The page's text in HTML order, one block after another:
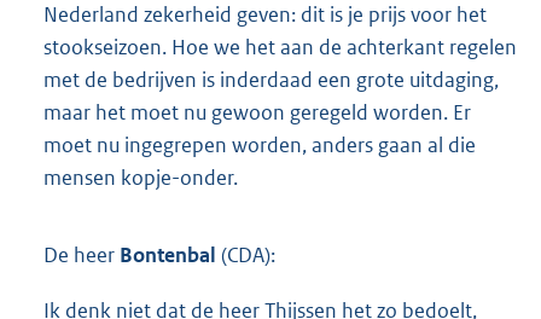
Nederland zekerheid geven: dit is je prijs voor het
stookseizoen. Hoe we het aan de achterkant regelen
met de bedrijven is inderdaad een grote uitdaging,
maar het moet nu gewoon geregeld worden. Er
moet nu ingegrepen worden, anders gaan al die
mensen kopje-onder.
De heer Bontenbal (CDA):
Ik denk niet dat de heer Thijssen het zo bedoelt,